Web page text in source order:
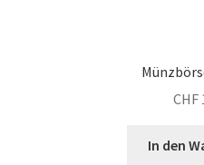
CHF
In den